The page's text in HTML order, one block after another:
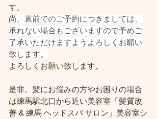
す。
尚、直前でのご予約につきましては、
承れない場合もございますので予めご
了承いただけますようよろしくお願い
致します。
よろしくお願い致します。
是非、髪にお悩みの方やお困りの場合
は練馬駅北口から近い美容室「髪質改
善 & 練馬 ヘッドスパ サロン」美容室シ